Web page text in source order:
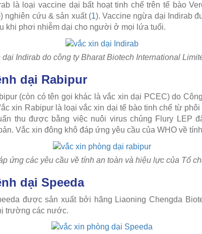
là loại vaccine dại bất hoạt tinh chế trên tế bào
nghiên cứu & sản xuất (1). Vaccine ngừa dại Indirab
khi phơi nhiễm dại cho người ở mọi lứa tuổi.
Indirab do công ty Bharat Biotech International
dại Rabipur
(còn có tên gọi khác là vắc xin dại PCEC) do
xin Rabipur là loại vắc xin dại tế bào tinh chế từ
thu được bằng việc nuôi virus chủng Flury LEP
Vắc xin đông khô đáp ứng yêu cầu của WHO về
ứng các yêu cầu về tính an toàn và hiệu lực của Tổ
dại Speeda
được sản xuất bởi hãng Liaoning Chengda
trường các nước.